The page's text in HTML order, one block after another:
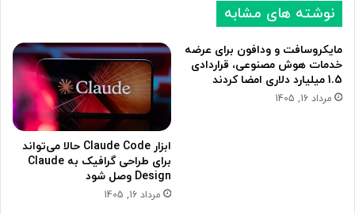
نوشته های مشابه
مایکروسافت و ودافون برای عرضه
خدمات هوش مصنوعی، قراردادی
1.5 میلیارد دلاری امضا کردند
مرداد 16, 1405
ابزار Claude Code حالا می‌تواند
برای طراحی گرافیک به Claude
Design وصل شود
مرداد 16, 1405